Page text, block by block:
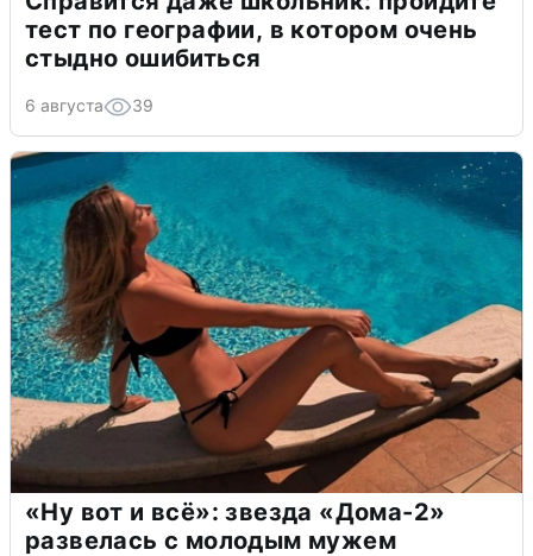
тест по географии, в котором очень
стыдно ошибиться
6 августа 39
«Ну вот и всё»: звезда «Дома-2»
развелась с молодым мужем